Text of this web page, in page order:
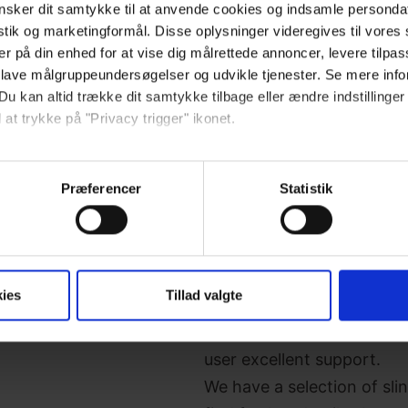
dit samtykke til at anvende cookies og indsamle
og marketingformål. Disse oplysninger videregives til vores
på din enhed for at vise dig målrettede annoncer, levere
målgruppeundersøgelser og udvikle tjenester. Se mere
kan altid trække dit samtykke tilbage eller ændre
at trykke på "Privacy trigger" ikonet.
gerne:
om din placering, der kan være nøjagtig inden for få
baseret på en scanning af dens unikke karakteristika
vores indhold og annoncer, til at vise dig funktioner til sociale
om din brug af vores hjemmeside med vores partnere
Vores partnere kan kombinere disse data med
fra din brug af deres tjenester.
Præferencer Statistik
Tillad valgte
Ropox slings are
use.
user excellent support.
We have a selection of